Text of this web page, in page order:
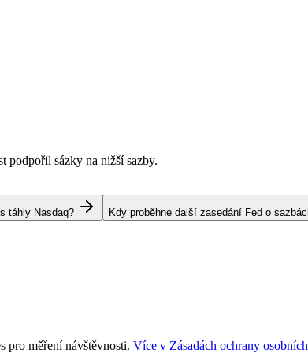
podpořil sázky na nižší sazby.
táhly Nasdaq? Kdy proběhne další zasedání Fed o
pro měření návštěvnosti. Více v Zásadách ochrany